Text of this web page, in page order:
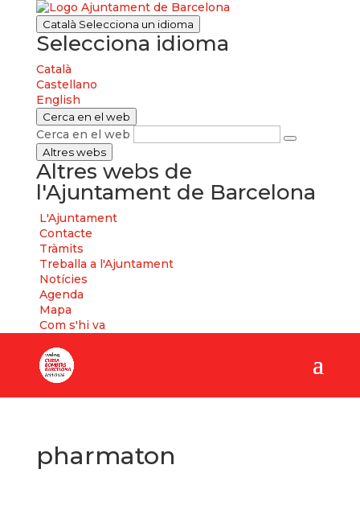
Català Selecciona un idioma
Selecciona idioma
Català
Castellano
English
Cerca en el web
Cerca en el web
Altres webs
Altres webs de
l'Ajuntament de Barcelona
L'Ajuntament
Contacte
Tràmits
Treballa a l'Ajuntament
Notícies
Agenda
Mapa
Com s'hi va
pharmaton